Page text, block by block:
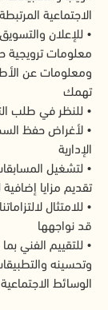
الاجتماعية المرتبطة
• للإعلان
معلومات ترويجية
ومعلومات عن
تهمك
• للنظر في طلب
• لأغراض حفظ
الإدارية
• لتشغيل
تقديم مزايا
• للامتثال
قد نواجهها
• للتقييم الفني
وتحسينه
الوسائط